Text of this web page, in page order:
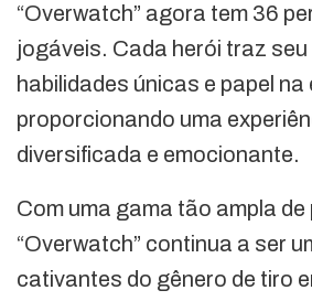
“Overwatch” agora tem 36
jogáveis. Cada herói traz
habilidades únicas e papel na
proporcionando uma
diversificada e emocionante.
Com uma gama tão ampla
“Overwatch” continua a ser
cativantes do gênero de tiro